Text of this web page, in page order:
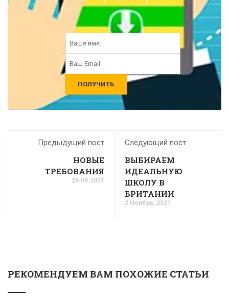
ПОЛУЧИТЬ
Предыдущий пост
НОВЫЕ
ТРЕБОВАНИЯ
26.09.2021
Следующий пост
ВЫБИРАЕМ
ИДЕАЛЬНУЮ
ШКОЛУ В
БРИТАНИИ
2 Ноябрь, 2021
РЕКОМЕНДУЕМ ВАМ ПОХОЖИЕ СТАТЬИ